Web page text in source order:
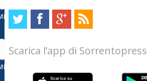
Scarica l’app di Sorrentopress